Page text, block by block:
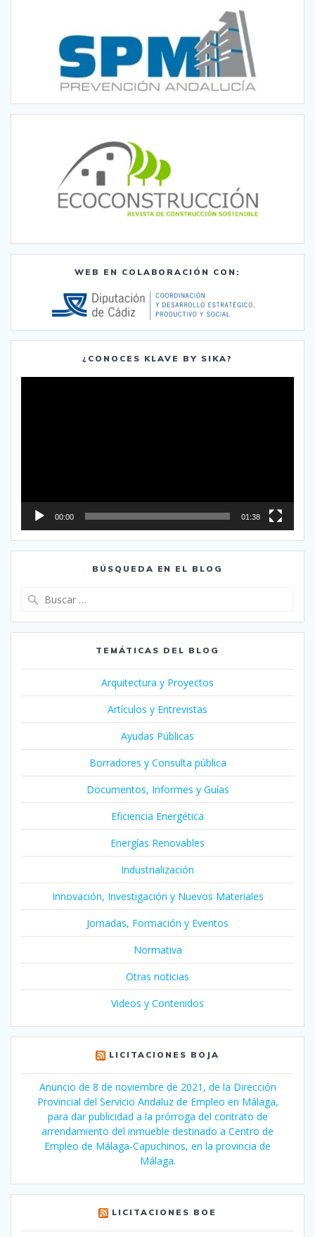
WEB EN COLABORACIÓN CON:
¿CONOCES KLAVE BY SIKA?
00:00 01:38
BÚSQUEDA EN EL BLOG
TEMÁTICAS DEL BLOG
Arquitectura y Proyectos
Artículos y Entrevistas
Ayudas Públicas
Borradores y Consulta pública
Documentos, Informes y Guías
Eficiencia Energética
Energías Renovables
Industrialización
Innovación, Investigación y Nuevos Materiales
Jornadas, Formación y Eventos
Normativa
Otras noticias
Videos y Contenidos
LICITACIONES BOJA
Anuncio de 8 de noviembre de 2021, de la Dirección
Provincial del Servicio Andaluz de Empleo en Málaga,
para dar publicidad a la prórroga del contrato de
arrendamiento del inmueble destinado a Centro de
Empleo de Málaga-Capuchinos, en la provincia de
Málaga.
LICITACIONES BOE